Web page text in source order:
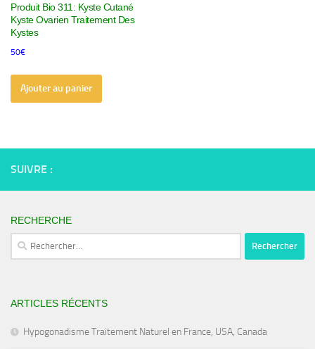
Produit Bio 311: Kyste Cutané
Kyste Ovarien Traitement Des
Kystes
50€
Ajouter au panier
SUIVRE :
RECHERCHE
Rechercher :
ARTICLES RÉCENTS
Hypogonadisme Traitement Naturel en France, USA, Canada